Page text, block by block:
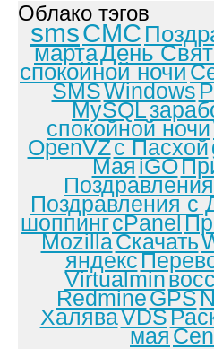
Облако тэгов
smsСМС
мартаДень
спокойной ночи
SMSWindows
MySQL
спокойной ночи
OpenVZс Пасхой
МаяiGO
Поздравления
Поздравления с
шоппингcPanel
MozillaСкачать
яндекс
Virtualmin
RedmineGPS
ХаляваVDS
мая